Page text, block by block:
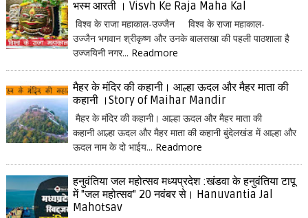
भस्म आरती । Visvh Ke Raja Maha Kal
विश्व के राजा महाकाल-उज्जैन विश्व के राजा महाकाल-
उज्जैन भगवान श्रीकृष्ण और उनके बालसखा की पहली पाठशाला है
उज्जयिनी नगर... Readmore
मैहर के मंदिर की कहानी। आल्हा ऊदल और मैहर माता की
कहानी ।Story of Maihar Mandir
मैहर के मंदिर की कहानी। आल्हा ऊदल और मैहर माता की
कहानी आल्हा ऊदल और मैहर माता की कहानी बुंदेलखंड में आल्हा और
ऊदल नाम के दो भाईय... Readmore
हनुवंतिया जल महोत्सव मध्यप्रदेश :खंडवा के हनुवंतिया टापू
में "जल महोत्सव" 20 नवंबर से। Hanuvantia Jal
Mahotsav